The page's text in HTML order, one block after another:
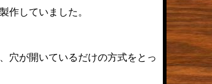
作していました。
穴が開いているだけの方式をとっ